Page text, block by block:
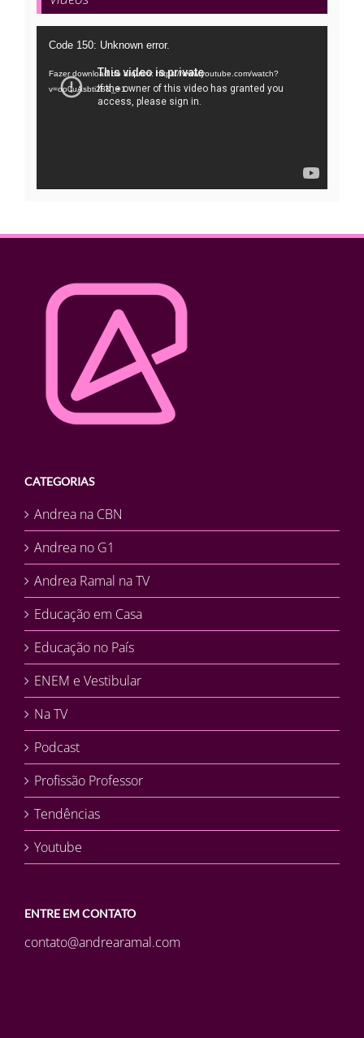
Tocador
vídeo
Code 150: Unknown error.
Fazer download do arquivo: https://www.youtube.com/watch?
v=oo0uAsbti28&_=1
CATEGORIAS
Andrea na CBN
Andrea no G1
Andrea Ramal na TV
Educação em Casa
Educação no País
ENEM e Vestibular
Na TV
Podcast
Profissão Professor
Tendências
Youtube
ENTRE EM CONTATO
contato@andrearamal.com